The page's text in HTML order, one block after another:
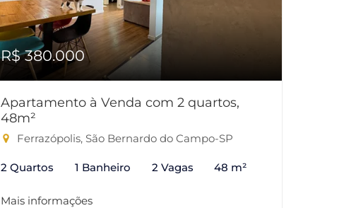
R$ 380.000
Apartamento à Venda com 2 quartos,
48m²
Ferrazópolis, São Bernardo do Campo-SP
2 Quartos 1 Banheiro 2 Vagas 48 m²
Mais informações